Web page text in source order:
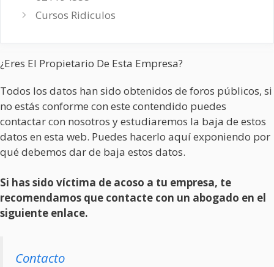
Cursos Ridiculos
¿Eres El Propietario De Esta Empresa?
Todos los datos han sido obtenidos de foros públicos, si
no estás conforme con este contendido puedes
contactar con nosotros y estudiaremos la baja de estos
datos en esta web. Puedes hacerlo aquí exponiendo por
qué debemos dar de baja estos datos.
Si has sido víctima de acoso a tu empresa, te
recomendamos que contacte con un abogado en el
siguiente enlace.
Contacto